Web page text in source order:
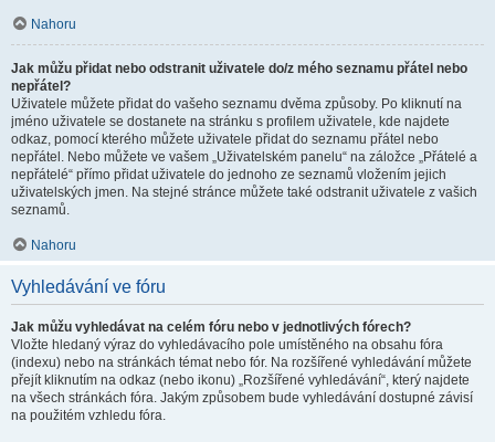
Nahoru
Jak můžu přidat nebo odstranit uživatele do/z mého seznamu přátel nebo
nepřátel?
Uživatele můžete přidat do vašeho seznamu dvěma způsoby. Po kliknutí na
jméno uživatele se dostanete na stránku s profilem uživatele, kde najdete
odkaz, pomocí kterého můžete uživatele přidat do seznamu přátel nebo
nepřátel. Nebo můžete ve vašem „Uživatelském panelu“ na záložce „Přátelé a
nepřátelé“ přímo přidat uživatele do jednoho ze seznamů vložením jejich
uživatelských jmen. Na stejné stránce můžete také odstranit uživatele z vašich
seznamů.
Nahoru
Vyhledávání ve fóru
Jak můžu vyhledávat na celém fóru nebo v jednotlivých fórech?
Vložte hledaný výraz do vyhledávacího pole umístěného na obsahu fóra
(indexu) nebo na stránkách témat nebo fór. Na rozšířené vyhledávání můžete
přejít kliknutím na odkaz (nebo ikonu) „Rozšířené vyhledávání“, který najdete
na všech stránkách fóra. Jakým způsobem bude vyhledávání dostupné závisí
na použitém vzhledu fóra.